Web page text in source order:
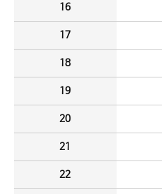
16
17
18
19
20
21
22